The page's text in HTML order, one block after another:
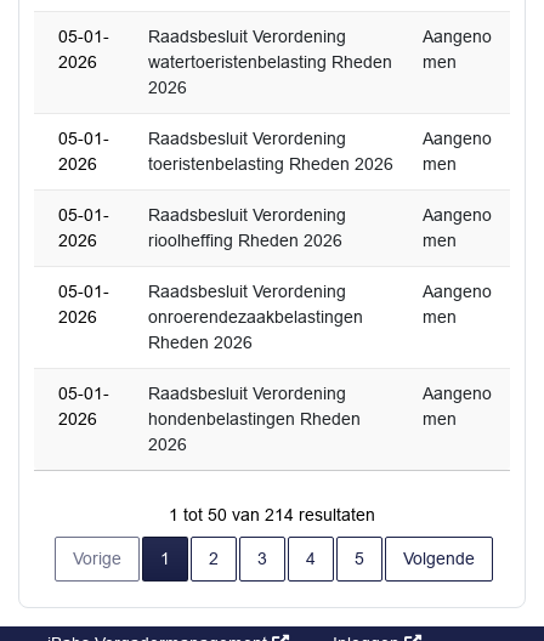
05-01-
2026
Raadsbesluit Verordening
watertoeristenbelasting Rheden
2026
Aangeno
men
05-01-
2026
Raadsbesluit Verordening
toeristenbelasting Rheden 2026
Aangeno
men
05-01-
2026
Raadsbesluit Verordening
rioolheffing Rheden 2026
Aangeno
men
05-01-
2026
Raadsbesluit Verordening
onroerendezaakbelastingen
Rheden 2026
Aangeno
men
05-01-
2026
Raadsbesluit Verordening
hondenbelastingen Rheden
2026
Aangeno
men
1 tot 50 van 214 resultaten
Vorige 1 Huidige pagina
2 3 4 5 Volgende